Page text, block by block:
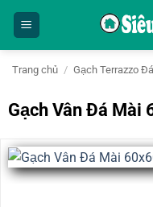
nội
dungTrang chủ / Gạch Terrazzo
Gạch Vân Đá Mài